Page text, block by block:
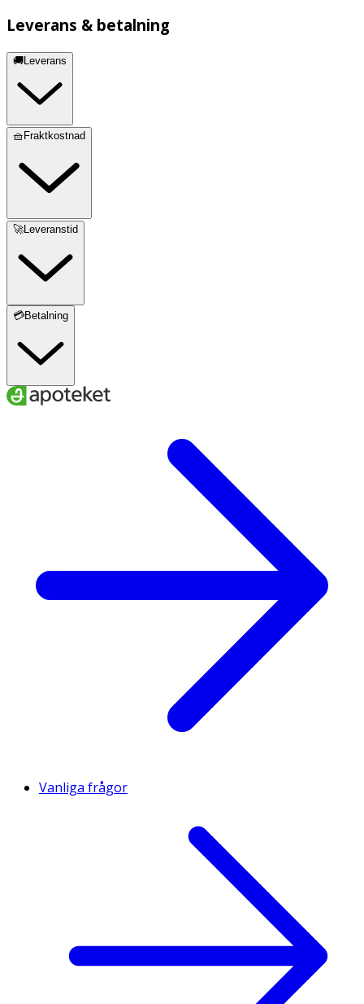
Leverans & betalning
🚚Leverans
🧺Fraktkostnad
🚀Leveranstid
💳Betalning
Vanliga frågor